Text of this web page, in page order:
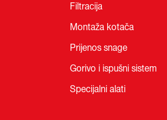
Filtracija
Montaža kotača
Prijenos snage
Gorivo i ispušni sistem
Specijalni alati